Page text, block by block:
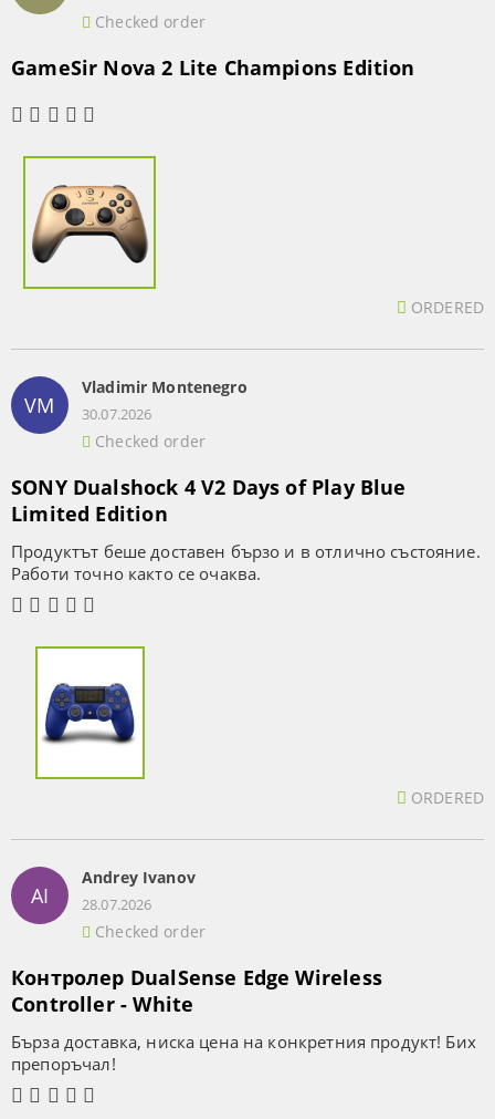
Checked order
GameSir Nova 2 Lite Champions Edition
ORDERED
VM
Vladimir Montenegro
30.07.2026
Checked order
SONY Dualshock 4 V2 Days of Play Blue
Limited Edition
Продуктът беше доставен бързо и в отлично състояние.
Работи точно както се очаква.
ORDERED
AI
Andrey Ivanov
28.07.2026
Checked order
Контролер DualSense Edge Wireless
Controller - White
Бърза доставка, ниска цена на конкретния продукт! Бих
препоръчал!